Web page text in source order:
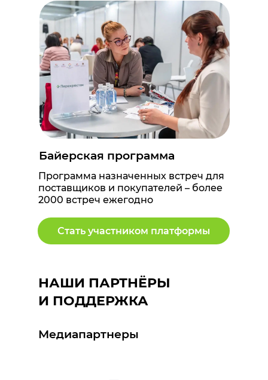
Программа назначенных встреч для
поставщиков и покупателей – более
2000 встреч ежегодно
Байерская программа
Стать участником платформы
Медиапартнеры
НАШИ ПАРТНЁРЫ
И ПОДДЕРЖКА